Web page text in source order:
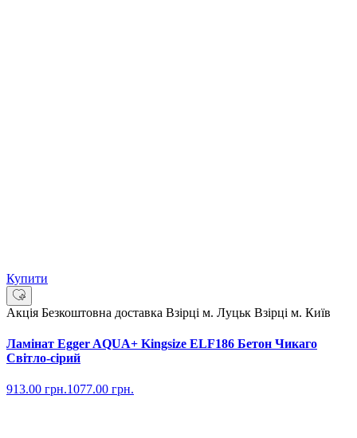
Купити
Акція Безкоштовна доставка Взірці м. Луцьк Взірці м. Київ
Ламінат Egger AQUA+ Kingsize ELF186 Бетон Чикаго
Світло-сірий
913.00 грн.1077.00 грн.